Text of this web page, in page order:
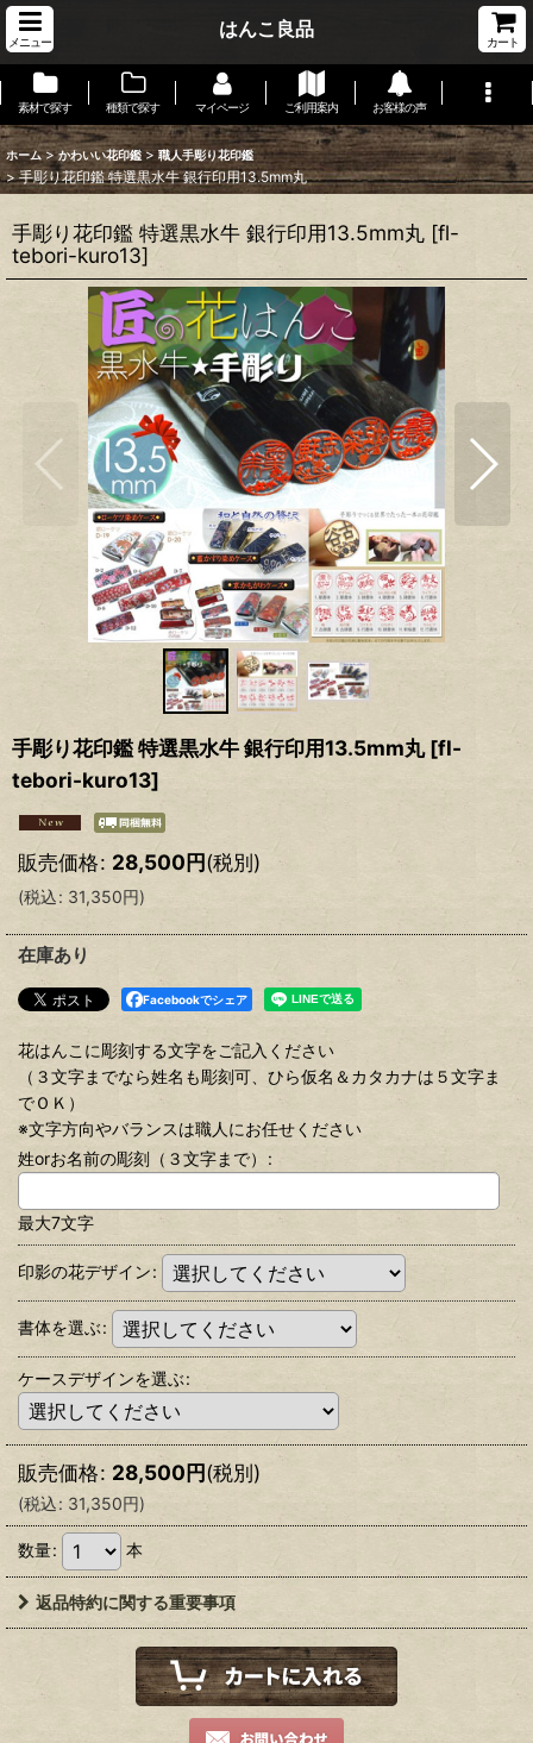
メニュー
はんこ良品
カート
素材で探す 種類で探す マイページ ご利用案内 お客様の声
ホーム > かわいい花印鑑 > 職人手彫り花印鑑
> 手彫り花印鑑 特選黒水牛 銀行印用13.5mm丸
手彫り花印鑑 特選黒水牛 銀行印用13.5mm丸 [fl-
tebori-kuro13]
手彫り花印鑑 特選黒水牛 銀行印用13.5mm丸 [fl-
tebori-kuro13]
販売価格: 28,500円(税別)
(税込: 31,350円)
在庫あり
Facebookでシェア
花はんこに彫刻する文字をご記入ください
（３文字までなら姓名も彫刻可、ひら仮名＆カタカナは５文字ま
でＯＫ）
※文字方向やバランスは職人にお任せください
姓orお名前の彫刻（３文字まで）
:
最大7文字
印影の花デザイン:
書体を選ぶ:
ケースデザインを選ぶ:
販売価格: 28,500円(税別)
(税込: 31,350円)
数量: 本
返品特約に関する重要事項